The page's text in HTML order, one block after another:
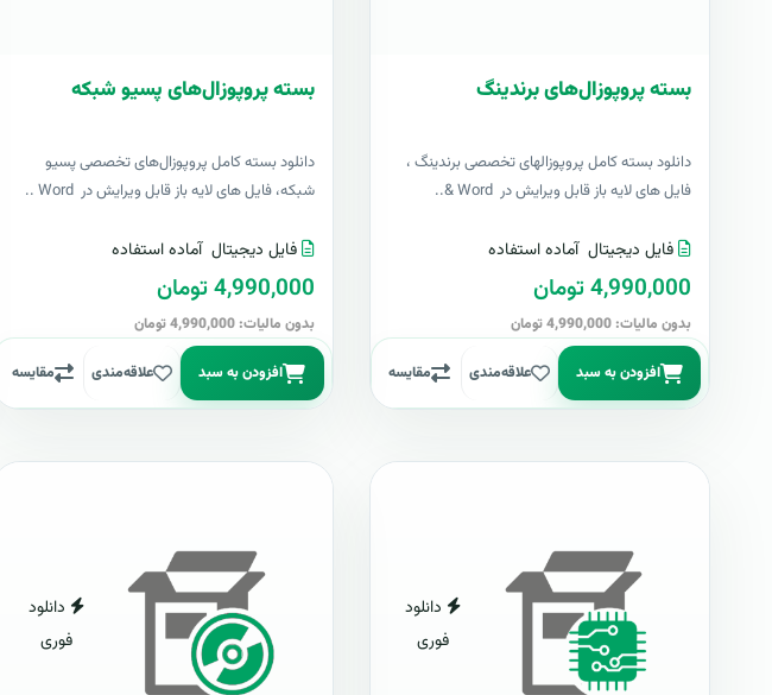
بسته پروپوزال‌های برندینگ
دانلود بسته کامل پروپوزالهای تخصصی برندینگ ،
فایل های لایه باز قابل ویرایش در Word &..
فایل دیجیتال آماده استفاده
4,990,000 تومان
بدون مالیات: 4,990,000 تومان
افزودن به سبد علاقه‌مندی مقایسه
بسته پروپوزال‌های پسیو شبکه
دانلود بسته کامل پروپوزال‌های تخصصی پسیو
شبکه، فایل های لایه باز قابل ویرایش در Word ..
فایل دیجیتال آماده استفاده
4,990,000 تومان
بدون مالیات: 4,990,000 تومان
افزودن به سبد علاقه‌مندی مقایسه
دانلود
فوری
دانلود
فوری